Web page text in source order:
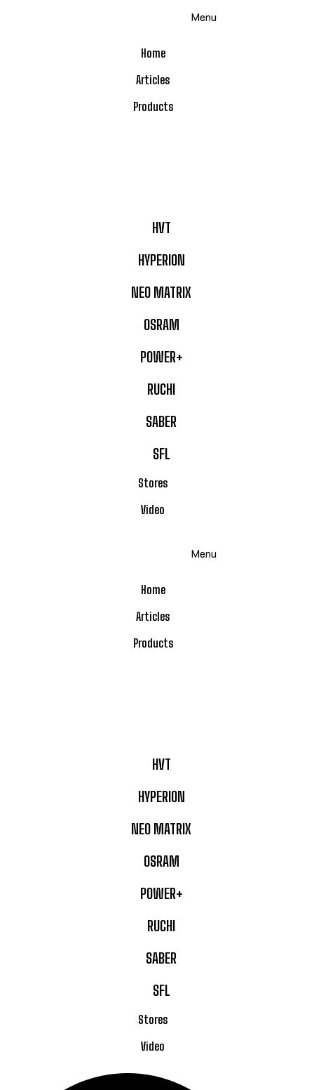
Home
Articles
Products
HVT
HYPERION
NEO MATRIX
OSRAM
POWER+
RUCHI
SABER
SFL
Stores
Video
Menu
Home
Articles
Products
HVT
HYPERION
NEO MATRIX
OSRAM
POWER+
RUCHI
SABER
SFL
Stores
Video
Menu